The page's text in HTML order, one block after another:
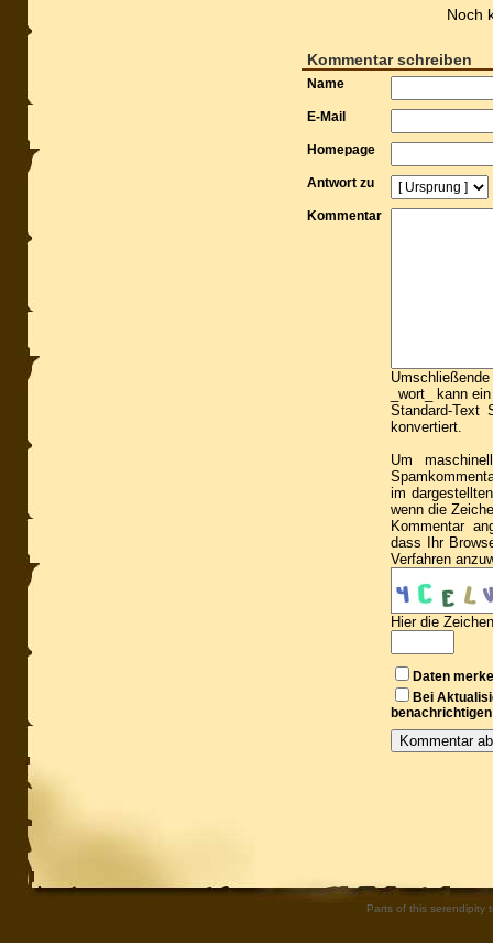
Noch
Kommentar schreiben
Name
E-Mail
Homepage
Antwort zu
Kommentar
_wort_ kann
Standard-Text
konvertiert.
Um
im
wenn die
Kommentar
dass Ihr
Verfahren
Hier die
Daten
Bei
benachrichtigen
Parts of this serendipity